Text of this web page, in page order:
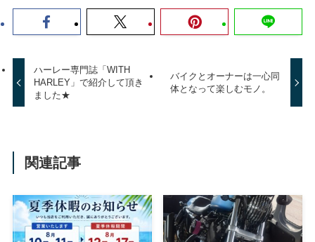
ハーレー専門誌「WITH
HARLEY」で紹介して頂き
ました★
バイクとオーナーは一心同
体となって楽しむモノ。
関連記事